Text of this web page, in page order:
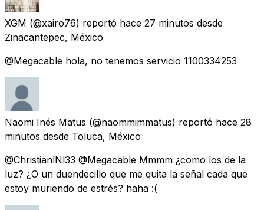
XGM (@xairo76) reportó hace 27 minutos desde
Zinacantepec, México
@Megacable hola, no tenemos servicio 1100334253
Naomi Inés Matus (@naommimmatus) reportó hace 28
minutos desde Toluca, México
@ChristianlNl33 @Megacable Mmmm ¿como los de la
luz? ¿O un duendecillo que me quita la señal cada que
estoy muriendo de estrés? haha :(